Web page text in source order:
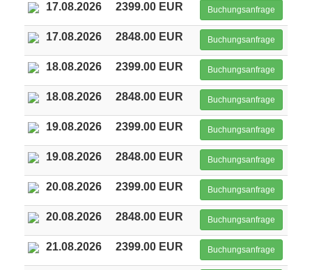
17.08.2026 2399.00 EUR Buchungsanfrage
17.08.2026 2848.00 EUR Buchungsanfrage
18.08.2026 2399.00 EUR Buchungsanfrage
18.08.2026 2848.00 EUR Buchungsanfrage
19.08.2026 2399.00 EUR Buchungsanfrage
19.08.2026 2848.00 EUR Buchungsanfrage
20.08.2026 2399.00 EUR Buchungsanfrage
20.08.2026 2848.00 EUR Buchungsanfrage
21.08.2026 2399.00 EUR Buchungsanfrage